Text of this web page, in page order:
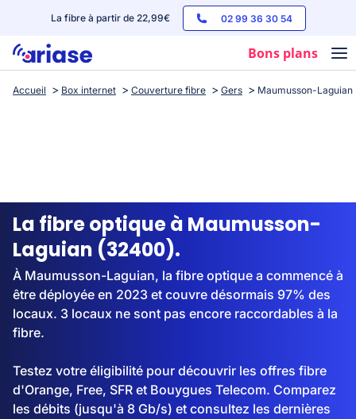
La fibre à partir de 22,99€ 02 99 36 30 54
Bons plans
Box internet
Streaming
Accueil Box internet Couverture fibre Gers Maumusson-Laguian
La fibre optique à Maumusson-
Laguian (32400).
À Maumusson-Laguian, la fibre optique a commencé à
être déployée en 2023 et couvre désormais 97% des
locaux. 3 locaux ne sont pas encore raccordables à la
fibre.
Testez votre éligibilité pour découvrir les offres fibre
d'Orange, Free, SFR et Bouygues Telecom. Comparez
les débits (jusqu'à 8 Gb/s) et consultez les dernières